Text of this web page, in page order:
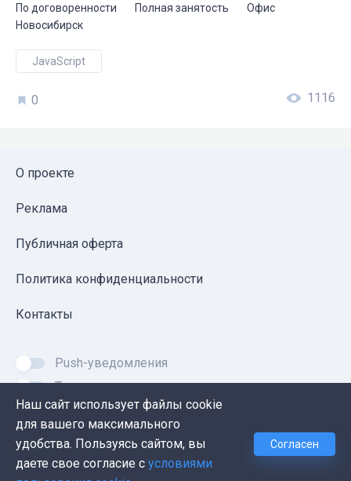
По договоренности Полная занятость
Офис
Новосибирск
JavaScript
0 1116
О проекте
Реклама
Публичная оферта
Политика конфиденциальности
Контакты
Push-уведомления
Темная тема
© 2026, Proglib. При копировании материала ссылка
Наш сайт использует файлы cookie
для вашего максимального
удобства. Пользуясь сайтом, вы
даете свое согласие с условиями
Согласен